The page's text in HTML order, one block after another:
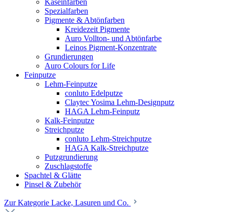
Kaseinfarben
Spezialfarben
Pigmente & Abtönfarben
Kreidezeit Pigmente
Auro Vollton- und Abtönfarbe
Leinos Pigment-Konzentrate
Grundierungen
Auro Colours for Life
Feinputze
Lehm-Feinputze
conluto Edelputze
Claytec Yosima Lehm-Designputz
HAGA Lehm-Feinputz
Kalk-Feinputze
Streichputze
conluto Lehm-Streichputze
HAGA Kalk-Streichputze
Putzgrundierung
Zuschlagstoffe
Spachtel & Glätte
Pinsel & Zubehör
Zur Kategorie Lacke, Lasuren und Co.